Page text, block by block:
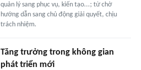
quản lý sang phục vụ, kiến tạo...; từ chờ
hướng dẫn sang chủ động giải quyết, chịu
trách nhiệm.
Tăng trưởng trong không gian
phát triển mới